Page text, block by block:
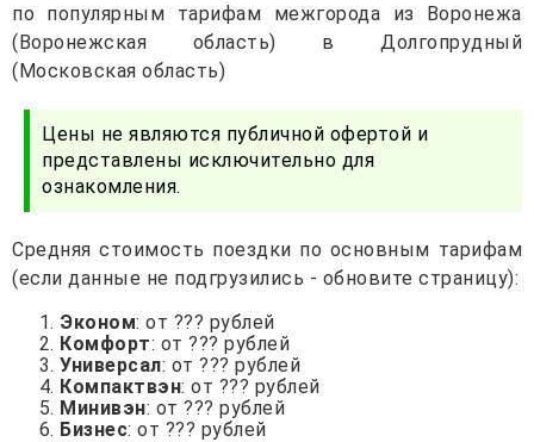
по популярным тарифам межгорода из Воронежа
(Воронежская область) в Долгопрудный
(Московская область)
Цены не являются публичной офертой и
представлены исключительно для
ознакомления.
Средняя стоимость поездки по основным тарифам
(если данные не подгрузились - обновите страницу):
Эконом: от ??? рублей
Комфорт: от ??? рублей
Универсал: от ??? рублей
Компактвэн: от ??? рублей
Минивэн: от ??? рублей
Бизнес: от ??? рублей